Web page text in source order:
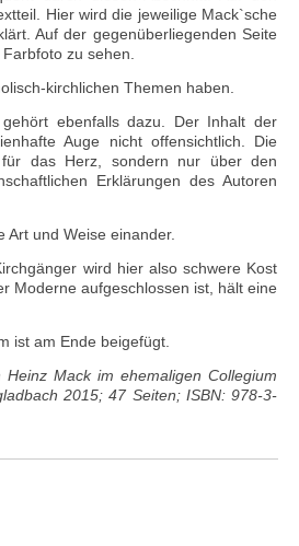
Hier wird die jeweilige Mack`sche
Auf der gegenüberliegenden Seite
zu sehen.
kirchlichen Themen haben.
ebenfalls dazu. Der Inhalt der
Auge nicht offensichtlich. Die
das Herz, sondern nur über den
Erklärungen des Autoren
Art und Weise einander.
wird hier also schwere Kost
Moderne aufgeschlossen ist, hält eine
ist am Ende beigefügt.
Mack im ehemaligen Collegium
2015; 47 Seiten; ISBN: 978-3-